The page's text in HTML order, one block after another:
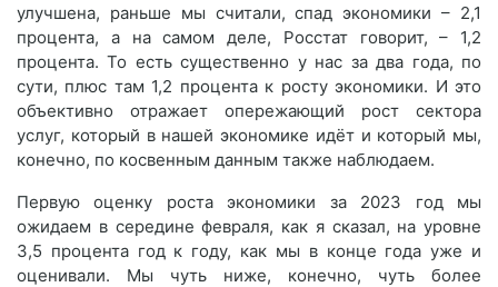
улучшена, раньше мы считали, спад экономики – 2,1
процента, а на самом деле, Росстат говорит, – 1,2
процента. То есть существенно у нас за два года, по
сути, плюс там 1,2 процента к росту экономики. И это
объективно отражает опережающий рост сектора
услуг, который в нашей экономике идёт и который мы,
конечно, по косвенным данным также наблюдаем.
Первую оценку роста экономики за 2023 год мы
ожидаем в середине февраля, как я сказал, на уровне
3,5 процента год к году, как мы в конце года уже и
оценивали. Мы чуть ниже, конечно, чуть более